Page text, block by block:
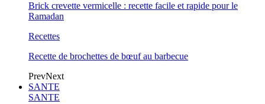
Brick crevette vermicelle : recette facile et rapide pour le
Ramadan
Recettes
Recette de brochettes de bœuf au barbecue
PrevNext
SANTE
SANTE